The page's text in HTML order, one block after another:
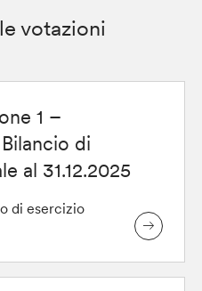
votazioni
1 –
di
al 31.12.2025
di esercizio